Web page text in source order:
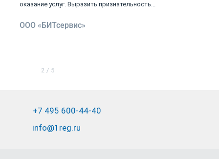
оказание услуг. Выразить признательность...
ООО «БИТсервис»
2 / 5
+7 495 600-44-40
info@1reg.ru